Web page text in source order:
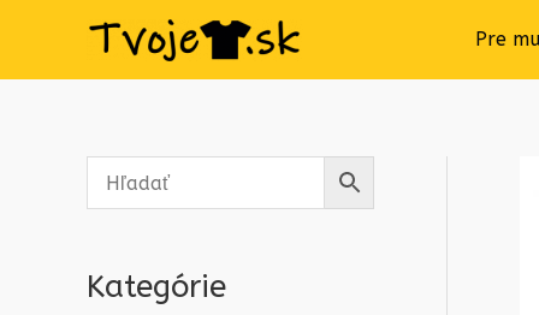
Pre
Kategórie